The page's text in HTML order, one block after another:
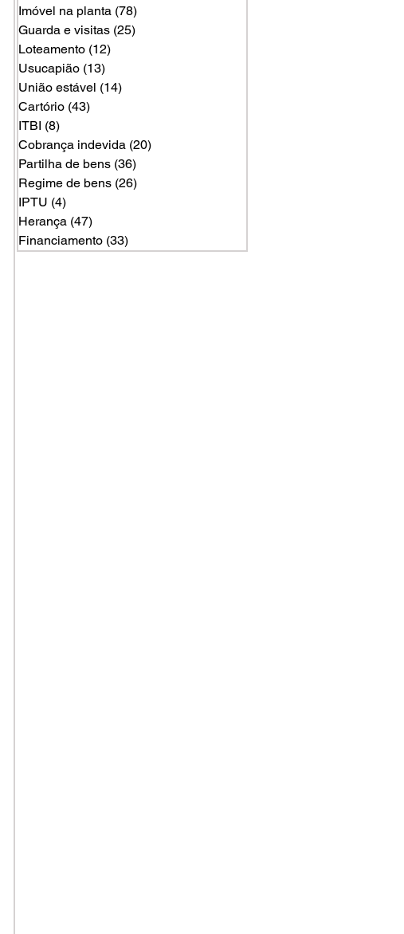
Imóvel na planta (78)
Guarda e visitas (25)
Loteamento (12)
Usucapião (13)
União estável (14)
Cartório (43)
ITBI (8)
Cobrança indevida (20)
Partilha de bens (36)
Regime de bens (26)
IPTU (4)
Herança (47)
Financiamento (33)